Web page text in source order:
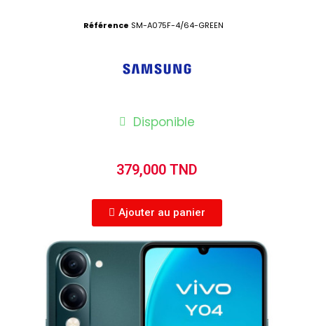
Référence SM-A075F-4/64-GREEN
Disponible
379,000 TND
Ajouter au panier